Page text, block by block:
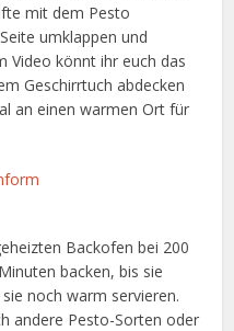
mit dem Pesto
umklappen und
Video könnt ihr euch das
Geschirrtuch abdecken
an einen warmen Ort für
Backofen bei 200
backen, bis sie
noch warm servieren.
andere Pesto-Sorten oder